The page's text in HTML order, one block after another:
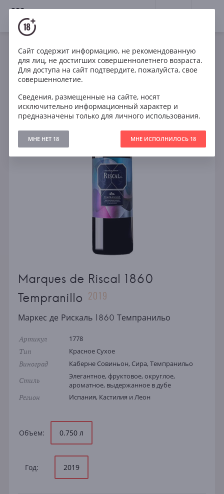
18+
Вино Красное Сухое
Испания
Marques de Riscal 1860 Tempranillo
Marques de Riscal 1860
Tempranillo 2019
Маркес де Рискаль 1860 Темпранильо
Артикул 1778
Тип Красное Сухое
Виноград Каберне Совиньон, Сира, Темпранильо
Стиль
Элегантное, фруктовое, округлое,
ароматное, выдержанное в дубе
Регион Испания, Кастилия и Леон
Объем: 0.750 л
Год: 2019
Сайт содержит информацию, не рекомендованную
для лиц, не достигших совершеннолетнего возраста.
Для доступа на сайт подтвердите, пожалуйста, свое
совершеннолетие.
Сведения, размещенные на сайте, носят
исключительно информационный характер и
предназначены только для личного использования.
МНЕ НЕТ 18 МНЕ ИСПОЛНИЛОСЬ 18